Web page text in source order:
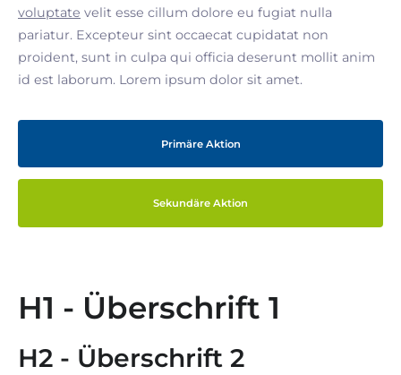
voluptate velit esse cillum dolore eu fugiat nulla
pariatur. Excepteur sint occaecat cupidatat non
proident, sunt in culpa qui officia deserunt mollit anim
id est laborum. Lorem ipsum dolor sit amet.
Primäre Aktion
Sekundäre Aktion
H1 - Überschrift 1
H2 - Überschrift 2